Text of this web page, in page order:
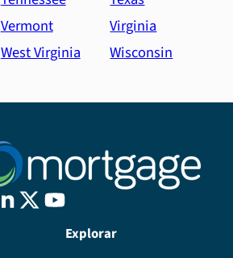
Vermont
Virginia
West Virginia
Wisconsin
Explorar